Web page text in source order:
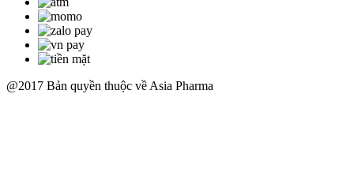
@2017 Bản quyền thuộc về Asia Pharma